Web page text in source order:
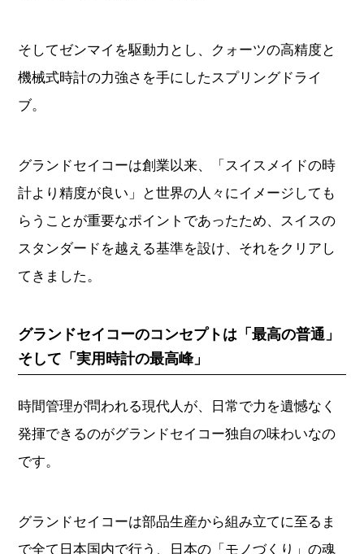
そしてゼンマイを駆動力とし、クォーツの高精度と
機械式時計の力強さを手にしたスプリングドライ
ブ。
グランドセイコーは創業以来、「スイスメイドの時
計より精度が良い」と世界の人々にイメージしても
らうことが重要なポイントであったため、スイスの
スタンダードを越える基準を設け、それをクリアし
てきました。
グランドセイコーのコンセプトは「最高の普通」
そして「実用時計の最高峰」
時間管理が問われる現代人が、日常で力を遺憾なく
発揮できるのがグランドセイコー独自の味わいなの
です。
グランドセイコーは部品生産から組み立てに至るま
で全て日本国内で行う、日本の「モノづくり」の魂